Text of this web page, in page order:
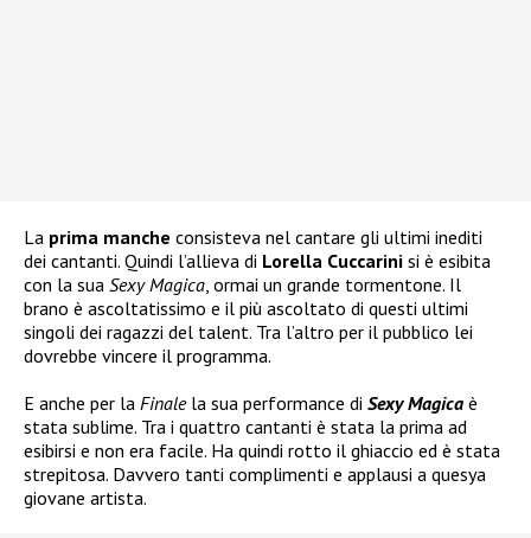
La prima manche consisteva nel cantare gli ultimi inediti
dei cantanti. Quindi l’allieva di Lorella Cuccarini si è esibita
con la sua Sexy Magica, ormai un grande tormentone. Il
brano è ascoltatissimo e il più ascoltato di questi ultimi
singoli dei ragazzi del talent. Tra l’altro per il pubblico lei
dovrebbe vincere il programma.
E anche per la Finalela sua performance di Sexy Magica è
stata sublime. Tra i quattro cantanti è stata la prima ad
esibirsi e non era facile. Ha quindi rotto il ghiaccio ed è stata
strepitosa. Davvero tanti complimenti e applausi a quesya
giovane artista.